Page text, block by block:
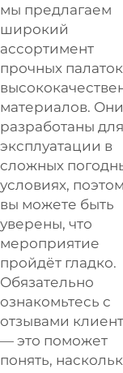
мы предлагаем
широкий
ассортимент
прочных
материалов. Они
разработаны для
эксплуатации в
сложных
условиях,
вы можете быть
уверены, что
мероприятие
пройдёт гладко.
Обязательно
ознакомьтесь с
отзывами
— это поможет
понять,